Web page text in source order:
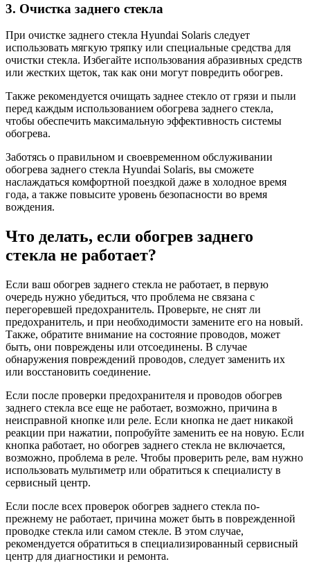
3. Очистка заднего стекла
При очистке заднего стекла Hyundai Solaris следует
использовать мягкую тряпку или специальные средства для
очистки стекла. Избегайте использования абразивных средств
или жестких щеток, так как они могут повредить обогрев.
Также рекомендуется очищать заднее стекло от грязи и пыли
перед каждым использованием обогрева заднего стекла,
чтобы обеспечить максимальную эффективность системы
обогрева.
Заботясь о правильном и своевременном обслуживании
обогрева заднего стекла Hyundai Solaris, вы сможете
наслаждаться комфортной поездкой даже в холодное время
года, а также повысите уровень безопасности во время
вождения.
Что делать, если обогрев заднего
стекла не работает?
Если ваш обогрев заднего стекла не работает, в первую
очередь нужно убедиться, что проблема не связана с
перегоревшей предохранитель. Проверьте, не снят ли
предохранитель, и при необходимости замените его на новый.
Также, обратите внимание на состояние проводов, может
быть, они повреждены или отсоединены. В случае
обнаружения повреждений проводов, следует заменить их
или восстановить соединение.
Если после проверки предохранителя и проводов обогрев
заднего стекла все еще не работает, возможно, причина в
неисправной кнопке или реле. Если кнопка не дает никакой
реакции при нажатии, попробуйте заменить ее на новую. Если
кнопка работает, но обогрев заднего стекла не включается,
возможно, проблема в реле. Чтобы проверить реле, вам нужно
использовать мультиметр или обратиться к специалисту в
сервисный центр.
Если после всех проверок обогрев заднего стекла по-
прежнему не работает, причина может быть в поврежденной
проводке стекла или самом стекле. В этом случае,
рекомендуется обратиться в специализированный сервисный
центр для диагностики и ремонта.